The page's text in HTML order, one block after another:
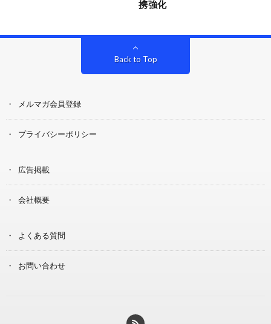
携強化
Back to Top
メルマガ会員登録
プライバシーポリシー
広告掲載
会社概要
よくある質問
お問い合わせ